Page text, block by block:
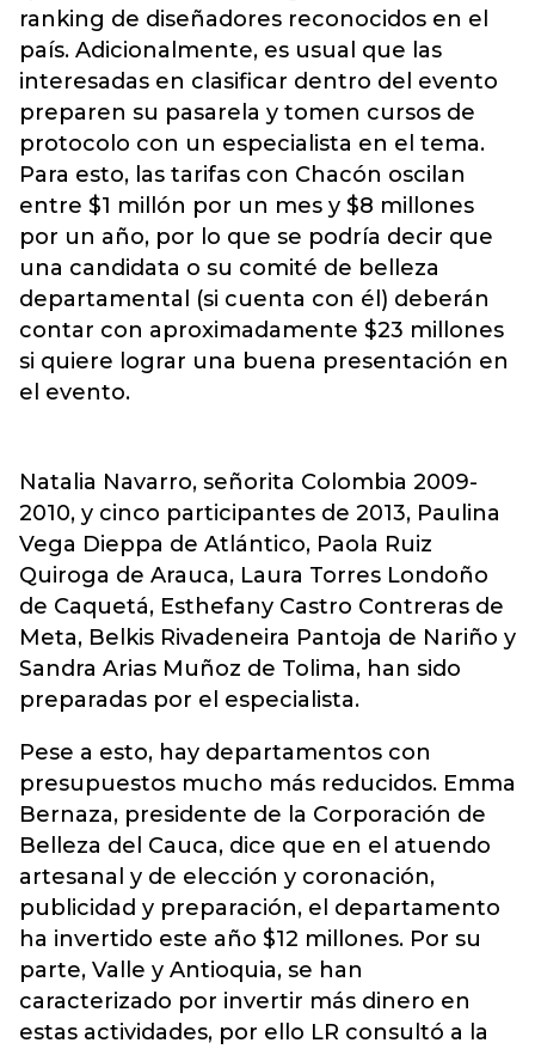
ranking de diseñadores reconocidos en el
país. Adicionalmente, es usual que las
interesadas en clasificar dentro del evento
preparen su pasarela y tomen cursos de
protocolo con un especialista en el tema.
Para esto, las tarifas con Chacón oscilan
entre $1 millón por un mes y $8 millones
por un año, por lo que se podría decir que
una candidata o su comité de belleza
departamental (si cuenta con él) deberán
contar con aproximadamente $23 millones
si quiere lograr una buena presentación en
el evento.
Natalia Navarro, señorita Colombia 2009-
2010, y cinco participantes de 2013, Paulina
Vega Dieppa de Atlántico, Paola Ruiz
Quiroga de Arauca, Laura Torres Londoño
de Caquetá, Esthefany Castro Contreras de
Meta, Belkis Rivadeneira Pantoja de Nariño y
Sandra Arias Muñoz de Tolima, han sido
preparadas por el especialista.
Pese a esto, hay departamentos con
presupuestos mucho más reducidos. Emma
Bernaza, presidente de la Corporación de
Belleza del Cauca, dice que en el atuendo
artesanal y de elección y coronación,
publicidad y preparación, el departamento
ha invertido este año $12 millones. Por su
parte, Valle y Antioquia, se han
caracterizado por invertir más dinero en
estas actividades, por ello LR consultó a la